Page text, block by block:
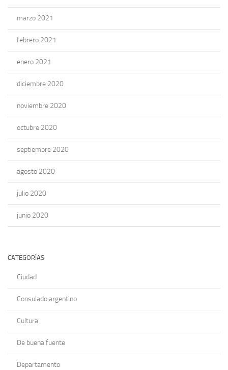
marzo 2021
febrero 2021
enero 2021
diciembre 2020
noviembre 2020
octubre 2020
septiembre 2020
agosto 2020
julio 2020
junio 2020
CATEGORÍAS
Ciudad
Consulado argentino
Cultura
De buena fuente
Departamento